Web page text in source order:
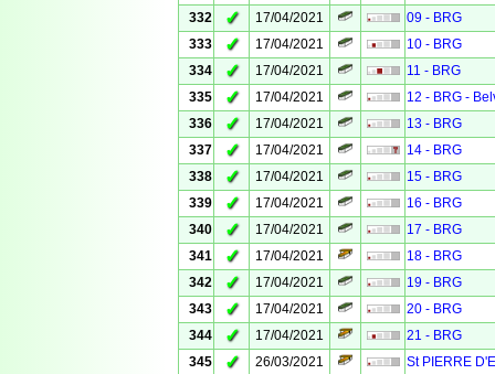
332
✓ 17/04/2021
09 - BRG
333
✓ 17/04/2021
10 - BRG
334
✓ 17/04/2021
11 - BRG
335
✓ 17/04/2021
12 - BRG -
336
✓ 17/04/2021
13 - BRG
337
✓ 17/04/2021
14 - BRG
338
✓ 17/04/2021
15 - BRG
339
✓ 17/04/2021
16 - BRG
340
✓ 17/04/2021
17 - BRG
341
✓ 17/04/2021
18 - BRG
342
✓ 17/04/2021
19 - BRG
343
✓ 17/04/2021
20 - BRG
344
✓ 17/04/2021
21 - BRG
345
✓ 26/03/2021
St PIERRE